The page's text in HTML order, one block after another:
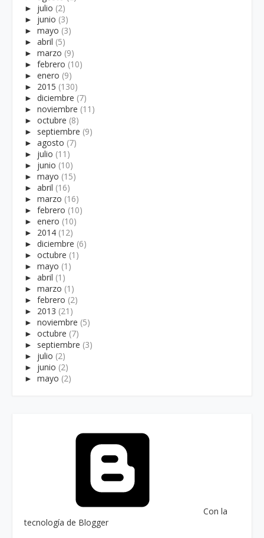
► julio (2)
► junio (3)
► mayo (3)
► abril (5)
► marzo (9)
► febrero (10)
► enero (9)
► 2015 (130)
► diciembre (7)
► noviembre (11)
► octubre (8)
► septiembre (9)
► agosto (7)
► julio (11)
► junio (10)
► mayo (15)
► abril (16)
► marzo (16)
► febrero (10)
► enero (10)
► 2014 (12)
► diciembre (6)
► octubre (1)
► mayo (1)
► abril (1)
► marzo (1)
► febrero (2)
► 2013 (21)
► noviembre (5)
► octubre (7)
► septiembre (3)
► julio (2)
► junio (2)
► mayo (2)
Con la
tecnología de Blogger